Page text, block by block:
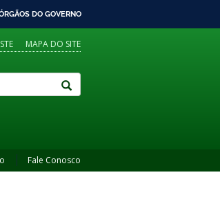
DO GOVERNO
MAPA DO SITE
Fale Conosco